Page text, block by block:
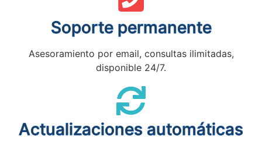
Soporte permanente
Asesoramiento por email, consultas ilimitadas,
disponible 24/7.
Actualizaciones automáticas